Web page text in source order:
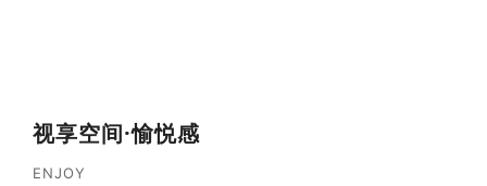
视享空间·愉悦感
ENJOY